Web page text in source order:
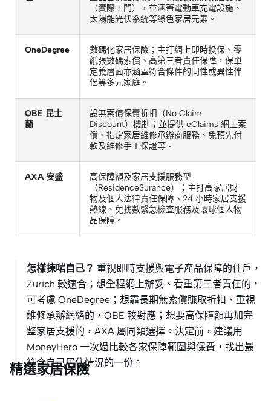
（實際上門），並涵蓋電動車充電設施、
太陽能光伏系統等綠色家居元素。
OneDegree
數碼化家居保險；主打網上即時投保、零
紙張數碼索償、高第三者責任保障，保單
定義層面亦涵蓋符合條件的同性或異性伴
侶等多元家庭。
QBE 昆士
蘭
設無索償保費折扣（No Claim
Discount）機制；並提供 eClaims 網上索
償、指定家居維修承辦商服務、免預先付
款及維修手工保證等。
AXA 安盛
高保障額及家居支援服務型
（ResidenceSurance）；主打高家居財
物及個人法律責任保障、24 小時家居支援
熱線、免找數緊急檢查服務及環球個人物
品保障。
怎樣揀啱自己？ 重視即時支援與電子產品保障的住戶，
Zurich 較適合；想全程網上辦妥、看重第三者責任的，
可考慮 OneDegree；想靠長期無索償賺取折扣、重視
維修承辦網絡的，QBE 較對應；想要高保障額再加完
整家居支援的，AXA 屬同類選擇。決定前，建議用
MoneyHero 一次過比較各家保障範圍與保費，找出最
符合自己居住情況的一份。
精選家居保險